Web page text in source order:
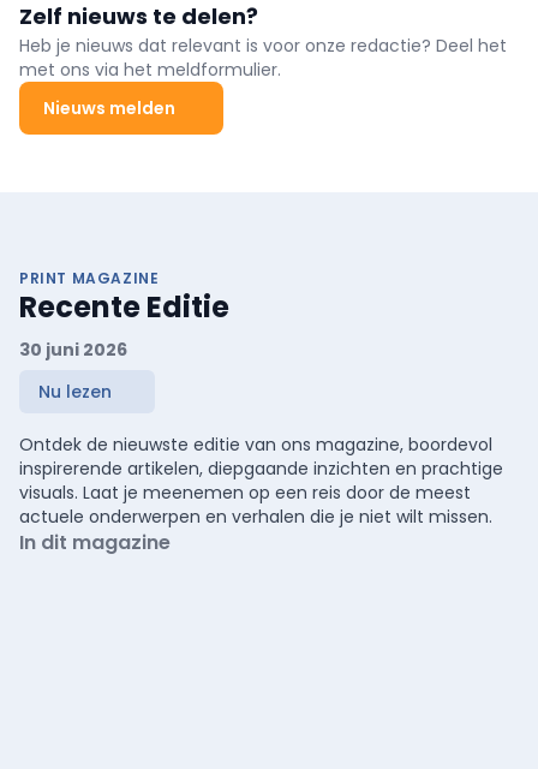
Zelf nieuws te delen?
Heb je nieuws dat relevant is voor onze redactie? Deel het
met ons via het meldformulier.
Nieuws melden
PRINT MAGAZINE
Recente Editie
30 juni 2026
Nu lezen
Ontdek de nieuwste editie van ons magazine, boordevol
inspirerende artikelen, diepgaande inzichten en prachtige
visuals. Laat je meenemen op een reis door de meest
actuele onderwerpen en verhalen die je niet wilt missen.
In dit magazine